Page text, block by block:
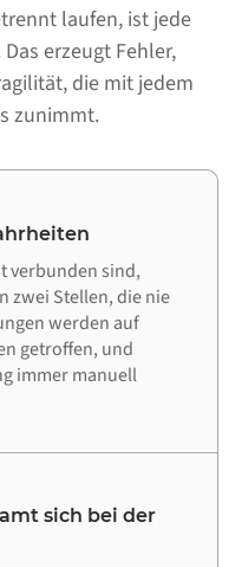
laufen, ist jede
erzeugt Fehler,
die mit jedem
zunimmt.
verbunden sind,
zwei Stellen, die nie
werden auf
getroffen, und
immer manuell
sich bei der